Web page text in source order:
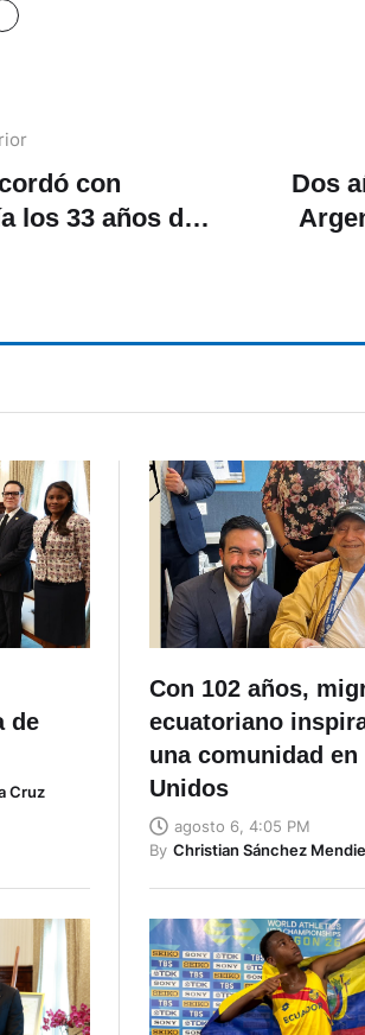
con
los 33 años de
Dos
de
Cruz
Con 102 años,
ecuatoriano
una comunidad en
Unidos
agosto 6, 4:05 PM
By Christian Sánchez